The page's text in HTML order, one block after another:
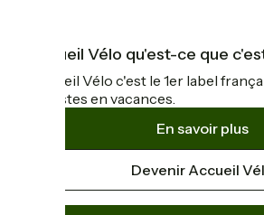
Accueil Vélo qu'est-ce que
Accueil Vélo c'est le 1er label
cyclistes en vacances.
En savoir plus
Devenir Accueil